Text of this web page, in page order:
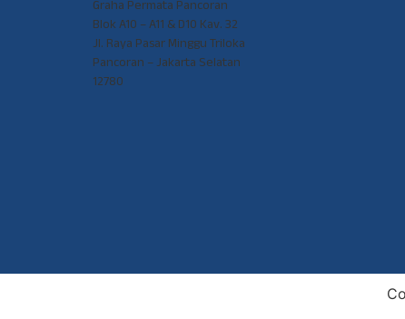
Graha Permata Pancoran
Blok A10 – A11 & D10 Kav. 32
Jl. Raya Pasar Minggu Triloka
Pancoran – Jakarta Selatan
12780